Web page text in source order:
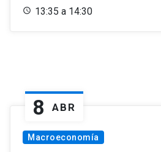
13:35 a 14:30
8 ABR
Macroeconomía